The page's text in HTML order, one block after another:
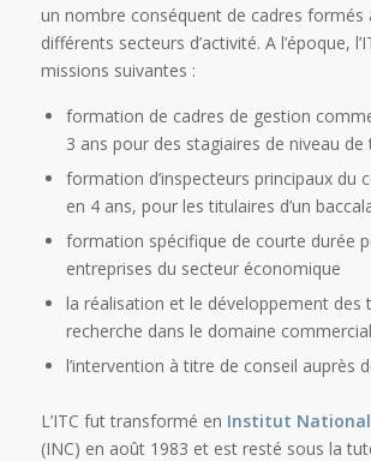
un nombre conséquent de cadres formés
différents secteurs d’activité. A l’époque,
missions suivantes :
formation de cadres de gestion
3 ans pour des stagiaires de niveau de
formation d’inspecteurs principaux du
en 4 ans, pour les titulaires d’un
formation spécifique de courte durée
entreprises du secteur économique
la réalisation et le développement des
recherche dans le domaine
l’intervention à titre de conseil auprès
L’ITC fut transformé en Institut National
(INC) en août 1983 et est resté sous la